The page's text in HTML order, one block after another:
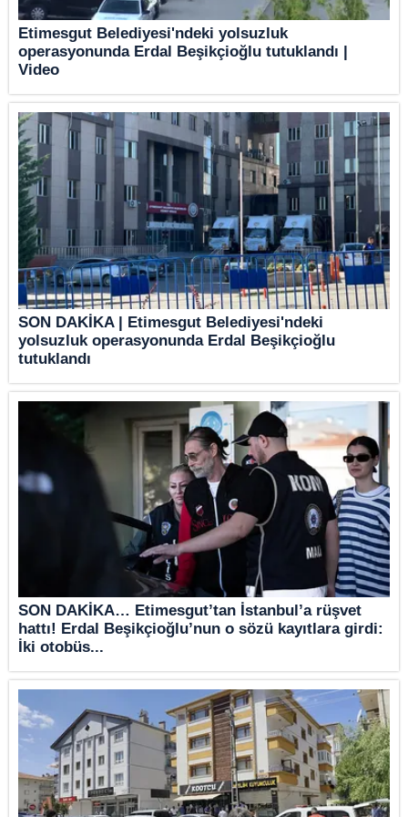
Etimesgut Belediyesi'ndeki yolsuzluk
operasyonunda Erdal Beşikçioğlu tutuklandı |
Video
SON DAKİKA | Etimesgut Belediyesi'ndeki
yolsuzluk operasyonunda Erdal Beşikçioğlu
tutuklandı
SON DAKİKA… Etimesgut’tan İstanbul’a rüşvet
hattı! Erdal Beşikçioğlu’nun o sözü kayıtlara girdi:
İki otobüs...